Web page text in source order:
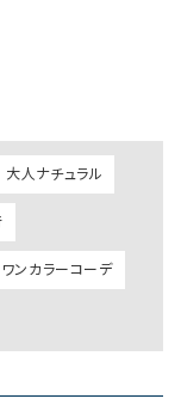
大人ナチュラル
ワンカラーコーデ